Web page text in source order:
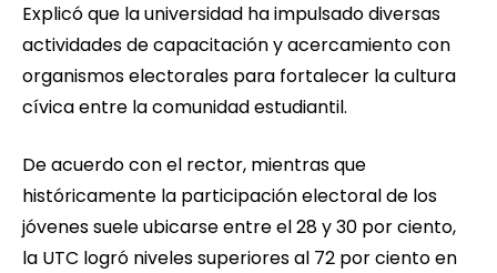
Explicó que la universidad ha impulsado diversas
actividades de capacitación y acercamiento con
organismos electorales para fortalecer la cultura
cívica entre la comunidad estudiantil.
De acuerdo con el rector, mientras que
históricamente la participación electoral de los
jóvenes suele ubicarse entre el 28 y 30 por ciento,
la UTC logró niveles superiores al 72 por ciento en